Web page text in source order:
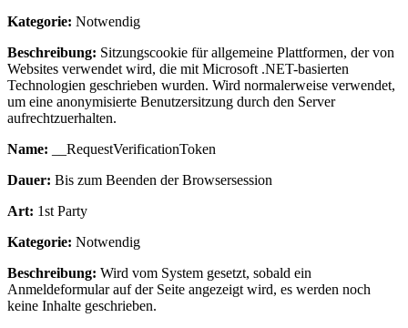
Kategorie: Notwendig
Beschreibung: Sitzungscookie für allgemeine Plattformen, der von
Websites verwendet wird, die mit Microsoft .NET-basierten
Technologien geschrieben wurden. Wird normalerweise verwendet,
um eine anonymisierte Benutzersitzung durch den Server
aufrechtzuerhalten.
Name: __RequestVerificationToken
Dauer: Bis zum Beenden der Browsersession
Art: 1st Party
Kategorie: Notwendig
Beschreibung: Wird vom System gesetzt, sobald ein
Anmeldeformular auf der Seite angezeigt wird, es werden noch
keine Inhalte geschrieben.